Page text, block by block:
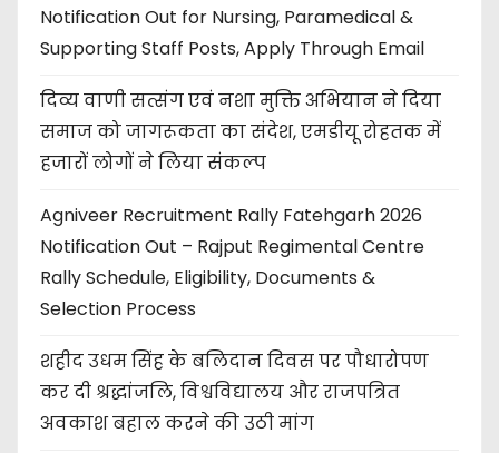
Notification Out for Nursing, Paramedical &
Supporting Staff Posts, Apply Through Email
दिव्य वाणी सत्संग एवं नशा मुक्ति अभियान ने दिया
समाज को जागरूकता का संदेश, एमडीयू रोहतक में
हजारों लोगों ने लिया संकल्प
Agniveer Recruitment Rally Fatehgarh 2026
Notification Out – Rajput Regimental Centre
Rally Schedule, Eligibility, Documents &
Selection Process
शहीद उधम सिंह के बलिदान दिवस पर पौधारोपण
कर दी श्रद्धांजलि, विश्वविद्यालय और राजपत्रित
अवकाश बहाल करने की उठी मांग